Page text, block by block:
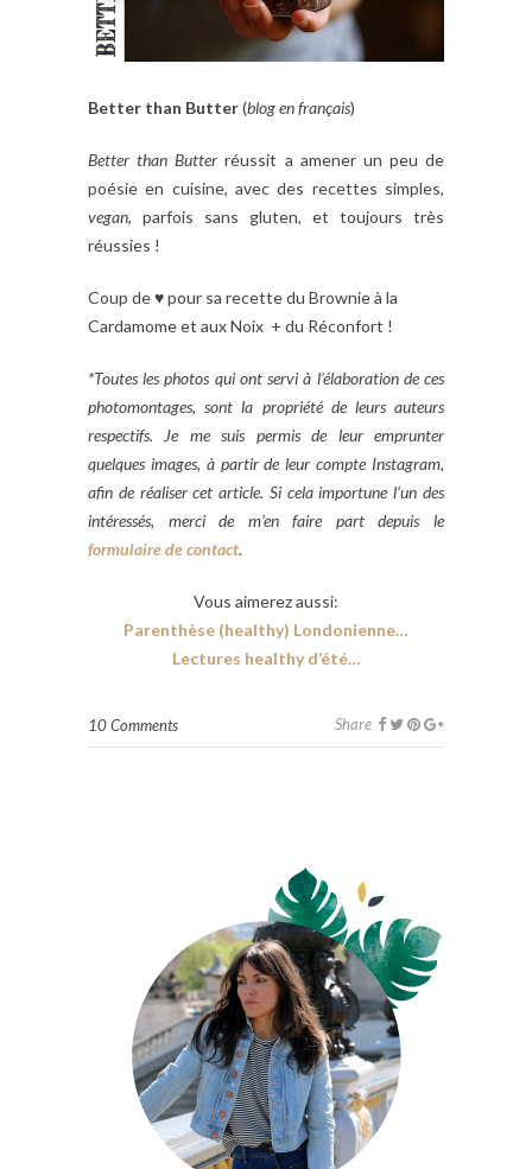
Better than Butter(blog en français)
Better than Butter réussit a amener un peu de
poésie en cuisine, avec des recettes simples,
vegan, parfois sans gluten, et toujours très
réussies !
Coup de ♥ pour sa recette du Brownie à la
Cardamome et aux Noix + du Réconfort !
*Toutes les photos qui ont servi à l’élaboration de ces
photomontages, sont la propriété de leurs auteurs
respectifs. Je me suis permis de leur emprunter
quelques images, à partir de leur compte Instagram,
afin de réaliser cet article. Si cela importune l’un des
intéressés, merci de m’en faire part depuis le
formulaire de contact.
Vous aimerez aussi:
Parenthèse (healthy) Londonienne…
Lectures healthy d’été…
10 Comments Share